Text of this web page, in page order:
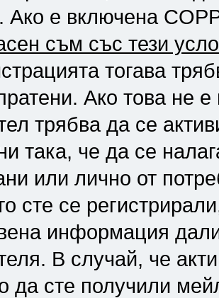
Ако е включена
съм със тези
тогава
Ако това не
трябва да се
така, че да се
или лично от
сте се
информация
В случай, че
да сте получили